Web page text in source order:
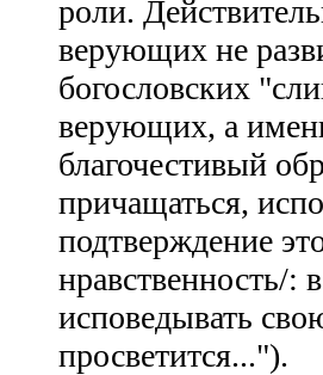
роли.
верующих не
богословских
верующих, а
благочестивый
причащаться,
подтверждение
нравственность/:
исповедывать
просветится...").